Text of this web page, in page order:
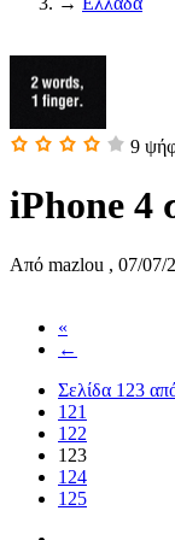
9
iPhone 4
Από mazlou , 07/07/
«
←
Σελίδα 123
121
122
123
124
125